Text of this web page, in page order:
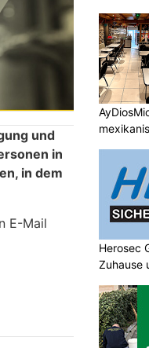
und
in
in dem
E-Mail
Herosec
Zuhause